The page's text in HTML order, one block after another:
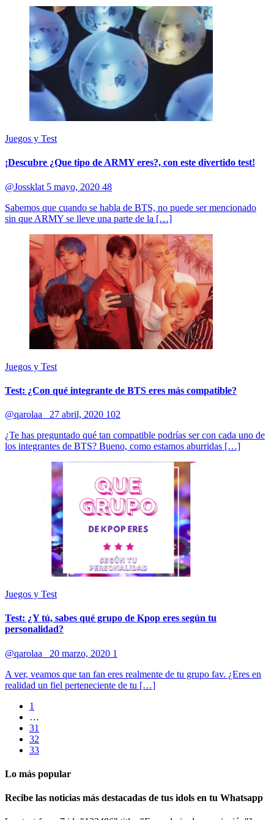
Juegos y Test
¡Descubre ¿Que tipo de ARMY eres?, con este divertido test!
@Jossklat 5 mayo, 2020 48
Sabemos que cuando se habla de BTS, no puede ser mencionado
sin que ARMY se lleve una parte de la […]
Juegos y Test
Test: ¿Con qué integrante de BTS eres más compatible?
@qarolaa_ 27 abril, 2020 102
¿Te has preguntado qué tan compatible podrías ser con cada uno de
los integrantes de BTS? Bueno, como estamos aburridas […]
Juegos y Test
Test: ¿Y tú, sabes qué grupo de Kpop eres según tu
personalidad?
@qarolaa_ 20 marzo, 2020 1
A ver, veamos que tan fan eres realmente de tu grupo fav. ¿Eres en
realidad un fiel perteneciente de tu […]
1
…
31
32
33
Lo más popular
Recibe las noticias más destacadas de tus idols en tu Whatsapp